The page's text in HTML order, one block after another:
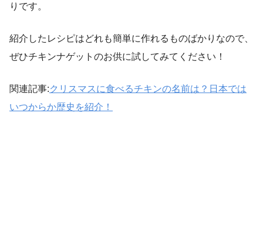
りです。
紹介したレシピはどれも簡単に作れるものばかりなので、
ぜひチキンナゲットのお供に試してみてください！
関連記事:クリスマスに食べるチキンの名前は？日本では
いつからか歴史を紹介！